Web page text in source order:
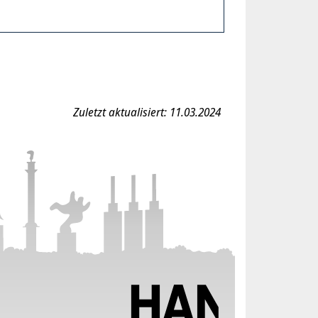
Zuletzt aktualisiert: 11.03.2024